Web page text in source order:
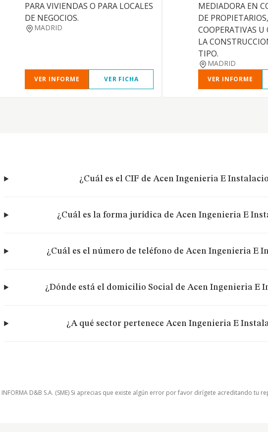
PARA VIVIENDAS O PARA LOCALES
DE NEGOCIOS.
MADRID
VER INFORME VER FICHA
MEDIADORA EN
DE PROPIETARIOS,
COOPERATIVAS U
LA
TIPO.
MADRID
VER INFORME
¿Cuál es el CIF de Acen Ingenieria E
¿Cuál es la forma jurídica de Acen Ingenieria E
¿Cuál es el número de teléfono de Acen Ingenieria E
¿Dónde está el domicilio Social de Acen Ingenieria E
¿A qué sector pertenece Acen Ingenieria E
D&B S.A. (SME) Si aprecias que existe algún error por favor dirígete acreditando tu